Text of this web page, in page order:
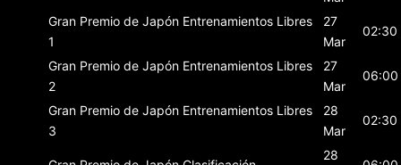
Gran Premio de Japón Entrenamientos Libres
1
27
Mar
02:30
Gran Premio de Japón Entrenamientos Libres
2
27
Mar
06:00
Gran Premio de Japón Entrenamientos Libres
3
28
Mar
02:30
28